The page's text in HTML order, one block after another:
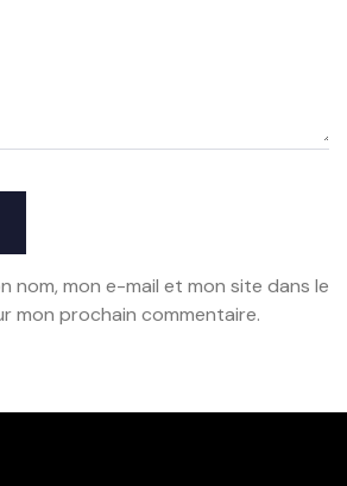
nom, mon e-mail et mon site dans le
mon prochain commentaire.